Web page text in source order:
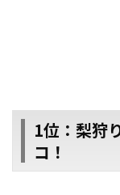
1位：梨狩
コ！